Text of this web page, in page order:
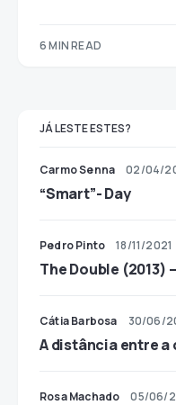
6 MIN READ
JÁ LESTE ESTES?
Carmo Senna 02/04/
“Smart”- Day
Pedro Pinto 18/11/2021
The Double (2013)
Cátia Barbosa 30/06/
A distância entre a
Rosa Machado 05/06/